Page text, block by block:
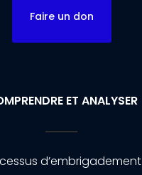
Faire un don
ET ANALYSER
d’embrigadement